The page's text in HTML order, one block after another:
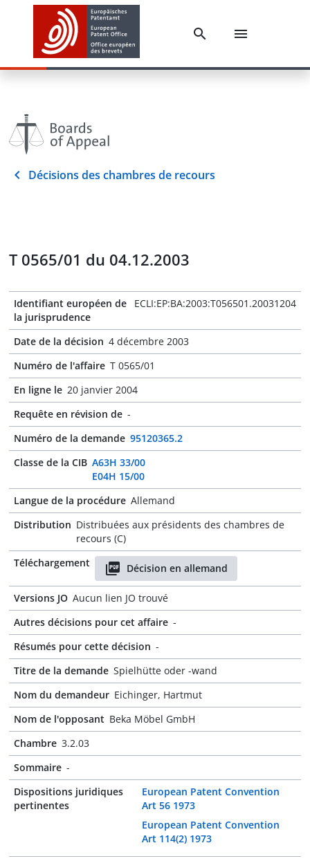
Décisions des chambres de recours
T 0565/01 du 04.12.2003
Identifiant européen de
la jurisprudence
ECLI:EP:BA:2003:T056501.20031204
Date de la décision 4 décembre 2003
Numéro de l'affaire T 0565/01
En ligne le 20 janvier 2004
Requête en révision de -
Numéro de la demande 95120365.2
Classe de la CIB A63H 33/00
E04H 15/00
Langue de la procédure Allemand
Distribution Distribuées aux présidents des chambres de
recours (C)
Téléchargement
Décision en allemand
Versions JO Aucun lien JO trouvé
Autres décisions pour cet affaire -
Résumés pour cette décision -
Titre de la demande Spielhütte oder -wand
Nom du demandeur Eichinger, Hartmut
Nom de l'opposant Beka Möbel GmbH
Chambre 3.2.03
Sommaire -
Dispositions juridiques
pertinentes
European Patent Convention
Art 56 1973
European Patent Convention
Art 114(2) 1973